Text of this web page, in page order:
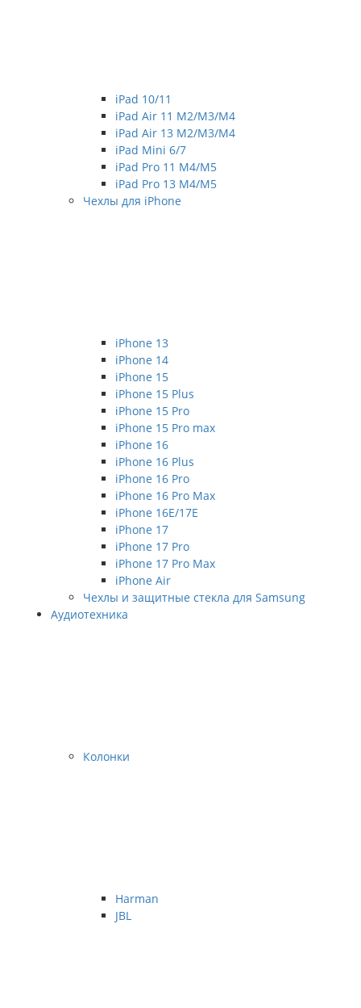
iPad 10/11
iPad Air 11 M2/M3/M4
iPad Air 13 M2/M3/M4
iPad Mini 6/7
iPad Pro 11 M4/M5
iPad Pro 13 M4/M5
Чехлы для iPhone
iPhone 13
iPhone 14
iPhone 15
iPhone 15 Plus
iPhone 15 Pro
iPhone 15 Pro max
iPhone 16
iPhone 16 Plus
iPhone 16 Pro
iPhone 16 Pro Max
iPhone 16E/17E
iPhone 17
iPhone 17 Pro
iPhone 17 Pro Max
iPhone Air
Чехлы и защитные стекла для Samsung
Аудиотехника
Колонки
Harman
JBL